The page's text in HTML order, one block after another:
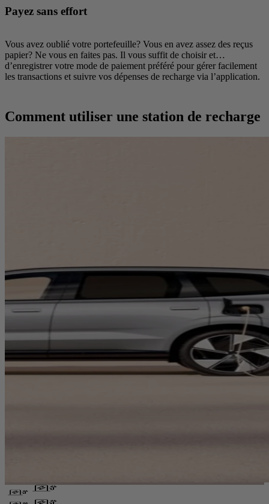
Payez sans effort
Vous avez oublié votre portefeuille? Vous en avez assez des reçus
papier? Ne vous en faites pas. Il vous suffit de choisir et
d’enregistrer votre mode de paiement préféré pour gérer facilement
les transactions et suivre vos dépenses de recharge via l’application.
Comment utiliser une station de recharge